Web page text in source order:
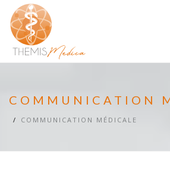
COMMUNICATION
COMMUNICATION MÉDICALE